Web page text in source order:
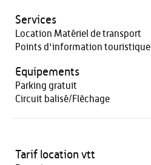
Services
Location Matériel de transport
Points d'information touristique
Equipements
Parking gratuit
Circuit balisé/Flèchage
Tarif location vtt